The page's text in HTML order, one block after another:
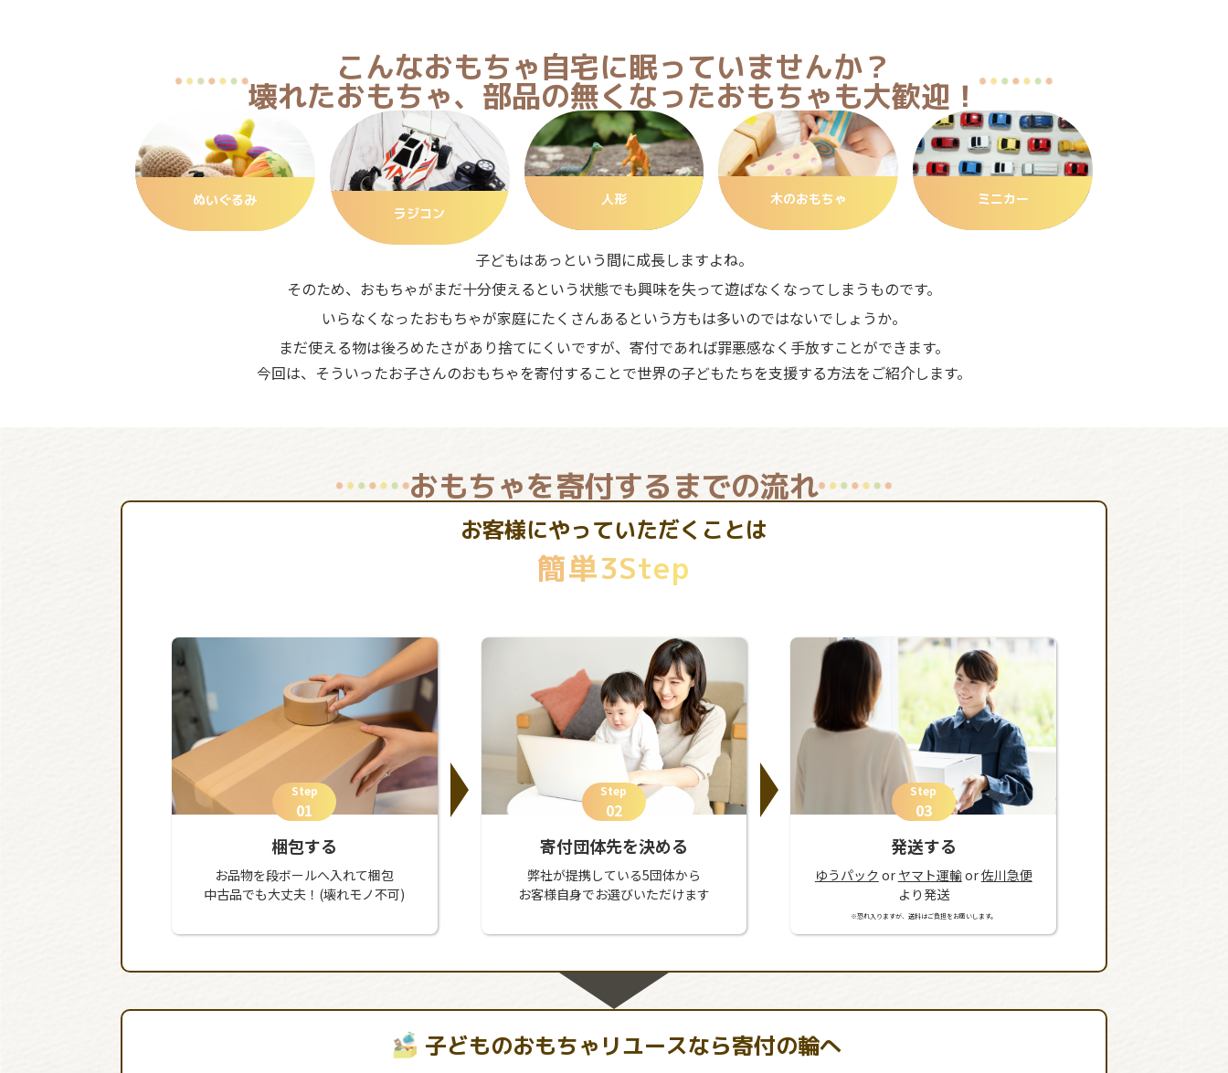
こんなおもちゃ自宅に眠っていませんか？
壊れたおもちゃ、部品の無くなったおもちゃも大歓迎！
ぬいぐるみ
ラジコン
人形 木のおもちゃ ミニカー
子どもはあっという間に成長しますよね。
そのため、おもちゃがまだ十分使えるという状態でも興味を失って遊ばなくなってしまうものです。
いらなくなったおもちゃが家庭にたくさんあるという方もは多いのではないでしょうか。
まだ使える物は後ろめたさがあり捨てにくいですが、寄付であれば罪悪感なく手放すことができます。
今回は、そういったお子さんのおもちゃを寄付することで世界の子どもたちを支援する方法をご紹介します。
おもちゃを寄付するまでの流れ
お客様にやっていただくことは
簡単3Step
Step
01
梱包する
お品物を段ボールへ入れて梱包
中古品でも大丈夫！(壊れモノ不可)
Step
02
寄付団体先を決める
弊社が提携している5団体から
お客様自身でお選びいただけます
Step
03
発送する
ゆうパック or ヤマト運輸or佐川急便
より発送
※恐れ入りますが、送料はご負担をお願いします。
子どものおもちゃリユースなら寄付の輪へ